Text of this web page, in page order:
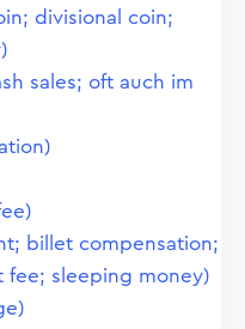
divisional coin;
sales; oft auch im
billet compensation;
fee; sleeping money)